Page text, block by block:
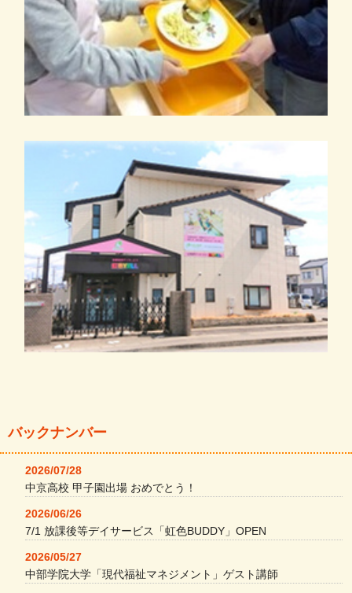
バックナンバー
2026/07/28
中京高校 甲子園出場 おめでとう！
2026/06/26
7/1 放課後等デイサービス「虹色BUDDY」OPEN
2026/05/27
中部学院大学「現代福祉マネジメント」ゲスト講師